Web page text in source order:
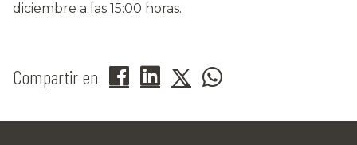
diciembre a las 15:00 horas.
Compartir en